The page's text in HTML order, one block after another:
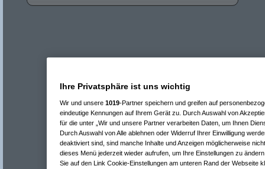
Ihre Privatsphäre ist uns wichtig
Wir und unsere 1019-Partner speichern und greifen auf
eindeutige Kennungen auf Ihrem Gerät zu. Durch Auswahl von
für die unter „Wir und unsere Partner verarbeiten Daten, um Ihnen
Durch Auswahl von Alle ablehnen oder Widerruf Ihrer Einwilligung
deaktiviert sind, sind manche Inhalte und Anzeigen möglicherweise
dieses Menü jederzeit wieder aufrufen, um Ihre Einstellungen zu
Sie auf den Link Cookie-Einstellungen am unteren Rand der Webseite